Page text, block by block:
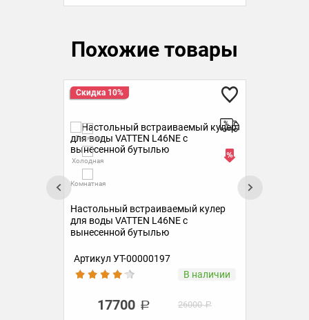
Похожие товары
Скидка 10%
Горячая
Холодная
Комнатная
Настольный встраиваемый кулер
для воды VATTEN L46NE с
вынесенной бутылью
Артикул УТ-00000197
В наличии
17700 26000